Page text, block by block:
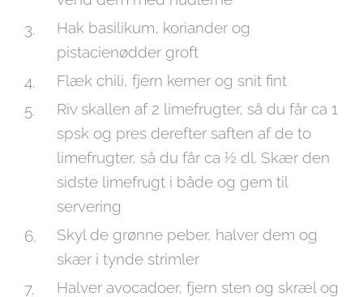
Hak basilikum, koriander og
pistacienødder groft
Flæk chili, fjern kerner og snit fint
Riv skallen af 2 limefrugter, så du får ca 1
spsk og pres derefter saften af de to
limefrugter, så du får ca ½ dl. Skær den
sidste limefrugt i både og gem til
servering
Skyl de grønne peber, halver dem og
skær i tynde strimler
Halver avocadoer, fjern sten og skræl og